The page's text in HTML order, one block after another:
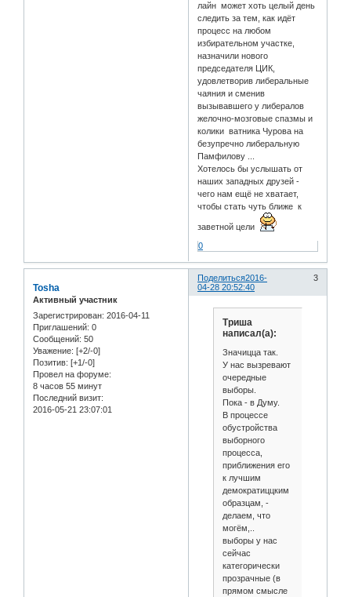
лайн может хоть целый день
следить за тем, как идёт
процесс на любом
избирательном участке,
назначили нового
председателя ЦИК,
удовлетворив либеральные
чаяния и сменив
вызывавшего у либералов
желочно-мозговые спазмы и
колики ватника Чурова на
безупречно либеральную
Памфилову ...
Хотелось бы услышать от
наших западных друзей -
чего нам ещё не хватает,
чтобы стать чуть ближе к
заветной цели
0
Поделиться 3
2016-
04-28 20:52:40
Tosha
Активный участник
Зарегистрирован: 2016-04-11
Приглашений: 0
Сообщений: 50
Уважение: [+2/-0]
Позитив: [+1/-0]
Провел на форуме:
8 часов 55 минут
Последний визит:
2016-05-21 23:07:01
Триша
написал(а):
Значицца так.
У нас вызревают
очередные
выборы.
Пока - в Думу.
В процессе
обустройства
выборного
процесса,
приближения его
к лучшим
демократиццким
образцам, -
делаем, что
могём,..
выборы у нас
сейчас
категорически
прозрачные (в
прямом смысле